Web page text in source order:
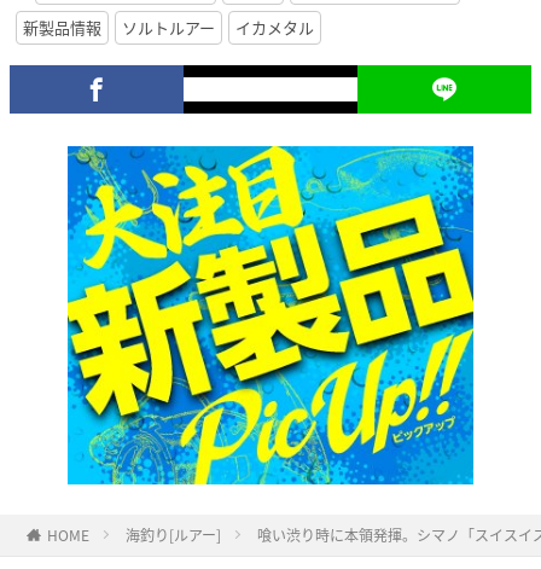
新製品情報
ソルトルアー イカメタル
HOME 海釣り[ルアー] 喰い渋り時に本領発揮。シマノ「スイス